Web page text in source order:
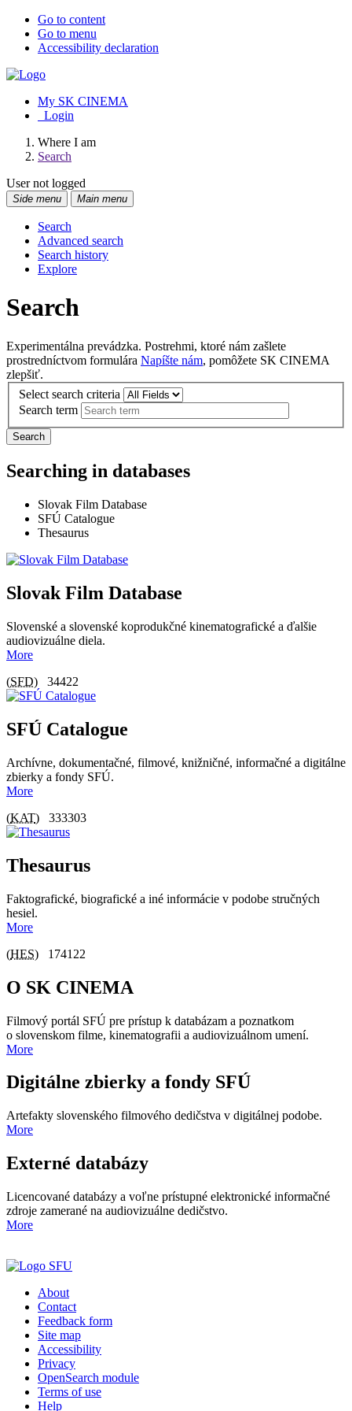
Go to content
Go to menu
Accessibility declaration
My SK CINEMA
Login
Where I am
Search
User not logged
Side menu Main menu
Search
Advanced search
Search history
Explore
Search
Experimentálna prevádzka. Postrehmi, ktoré nám zašlete
prostredníctvom formulára Napíšte nám, pomôžete SK CINEMA
zlepšiť.
Select search criteria
Search term
Search
Searching in databases
Slovak Film Database
SFÚ Catalogue
Thesaurus
Slovak Film Database
Slovenské a slovenské koprodukčné kinematografické a ďalšie
audiovizuálne diela.
More
(SFD) 34422
SFÚ Catalogue
Archívne, dokumentačné, filmové, knižničné, informačné a digitálne
zbierky a fondy SFÚ.
More
(KAT) 333303
Thesaurus
Faktografické, biografické a iné informácie v podobe stručných
hesiel.
More
(HES) 174122
O SK CINEMA
Filmový portál SFÚ pre prístup k databázam a poznatkom
o slovenskom filme, kinematografii a audiovizuálnom umení.
More
Digitálne zbierky a fondy SFÚ
Artefakty slovenského filmového dedičstva v digitálnej podobe.
More
Externé databázy
Licencované databázy a voľne prístupné elektronické informačné
zdroje zamerané na audiovizuálne dedičstvo.
More
About
Contact
Feedback form
Site map
Accessibility
Privacy
OpenSearch module
Terms of use
Help